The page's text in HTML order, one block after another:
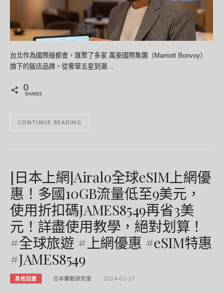
台北作為國際級都會，匯聚了多家 萬豪國際集團（Marriott Bonvoy）
旗下的飯店品牌，從奢華五星到潮…
0
SHARES
CONTINUE READING
[日本上網]Airalo全球eSIM上網優
惠！多國10GB流量低至9美元，
使用折扣碼JAMES8549再省3美
元！詳盡使用教學，絕對划算！
#全球旅遊 #上網優惠 #eSIM特惠
#JAMES8549
其他回遊 日本藥粧研究室 2024-02-27